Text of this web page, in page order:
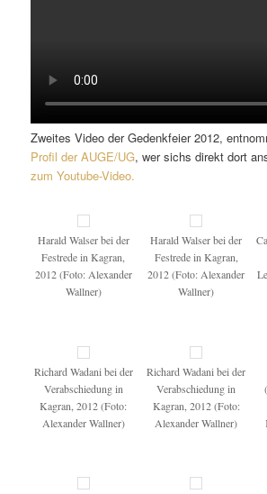
Zweites Video der Gedenkfeier 2012,
Profil der AUGE/UG, wer sichs direkt dort
zum Youtube-Video.
Harald Walser bei der
Festrede in Kagran,
2012 (Foto: Alexander
Wallner)
Harald Walser bei der
Festrede in Kagran,
2012 (Foto: Alexander
Wallner)
Richard Wadani bei der
Verabschiedung in
Kagran, 2012 (Foto:
Alexander Wallner)
Richard Wadani bei der
Verabschiedung in
Kagran, 2012 (Foto:
Alexander Wallner)